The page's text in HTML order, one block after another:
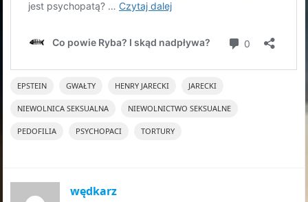
EPSTEIN GWAŁTY HENRY JARECKI JARECKI
NIEWOLNICA SEKSUALNA NIEWOLNICTWO SEKSUALNE
PEDOFILIA PSYCHOPACI TORTURY
wędkarz